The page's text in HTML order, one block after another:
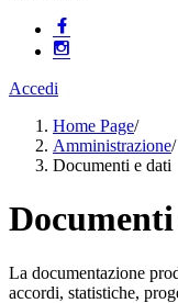
Accedi
Home Page/
Amministrazione/
Documenti e dati
La documentazione
accordi, statistiche,